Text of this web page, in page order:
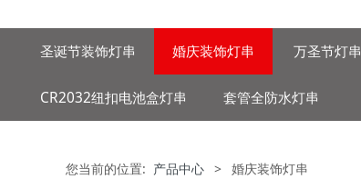
圣诞节装饰灯串 婚庆装饰灯串 万圣节灯串
CR2032纽扣电池盒灯串 套管全防水灯串
您当前的位置: 产品中心 > 婚庆装饰灯串